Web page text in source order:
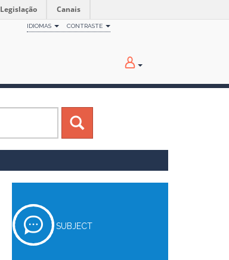
Legislação Canais
IDIOMAS CONTRASTE
SUBJECT